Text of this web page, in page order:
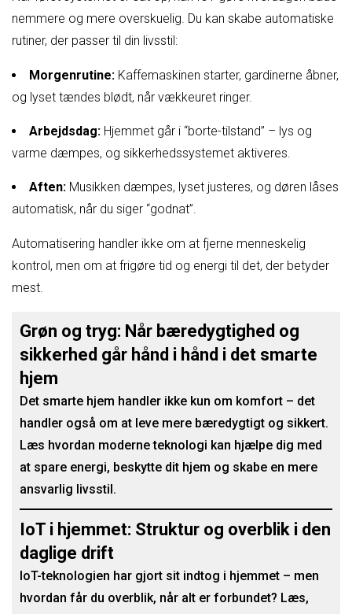
nemmere og mere overskuelig. Du kan skabe automatiske
rutiner, der passer til din livsstil:
Morgenrutine: Kaffemaskinen starter, gardinerne åbner,
og lyset tændes blødt, når vækkeuret ringer.
Arbejdsdag: Hjemmet går i “borte-tilstand” – lys og
varme dæmpes, og sikkerhedssystemet aktiveres.
Aften: Musikken dæmpes, lyset justeres, og døren låses
automatisk, når du siger “godnat”.
Automatisering handler ikke om at fjerne menneskelig
kontrol, men om at frigøre tid og energi til det, der betyder
mest.
Grøn og tryg: Når bæredygtighed og
sikkerhed går hånd i hånd i det smarte
hjem
Det smarte hjem handler ikke kun om komfort – det
handler også om at leve mere bæredygtigt og sikkert.
Læs hvordan moderne teknologi kan hjælpe dig med
at spare energi, beskytte dit hjem og skabe en mere
ansvarlig livsstil.
IoT i hjemmet: Struktur og overblik i den
daglige drift
IoT-teknologien har gjort sit indtog i hjemmet – men
hvordan får du overblik, når alt er forbundet? Læs,